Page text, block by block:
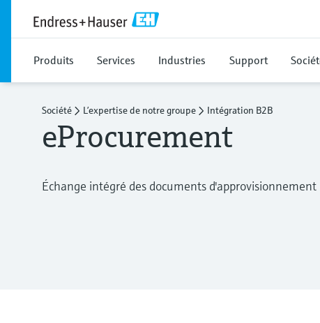
Produits Services Industries Support
Société L’expertise de notre groupe Intégration B2B
eProcurement
Échange intégré des documents d'approvisionnement